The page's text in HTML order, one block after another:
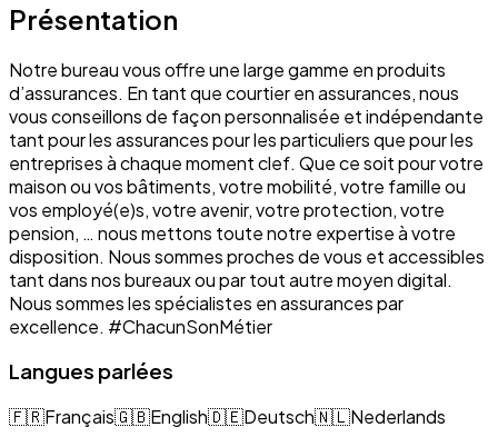
Présentation
Notre bureau vous offre une large gamme en produits
d’assurances. En tant que courtier en assurances, nous
vous conseillons de façon personnalisée et indépendante
tant pour les assurances pour les particuliers que pour les
entreprises à chaque moment clef. Que ce soit pour votre
maison ou vos bâtiments, votre mobilité, votre famille ou
vos employé(e)s, votre avenir, votre protection, votre
pension, … nous mettons toute notre expertise à votre
disposition. Nous sommes proches de vous et accessibles
tant dans nos bureaux ou par tout autre moyen digital.
Nous sommes les spécialistes en assurances par
excellence. #ChacunSonMétier
Langues parlées
🇫🇷Français🇬🇧English🇩🇪Deutsch🇳🇱Nederlands